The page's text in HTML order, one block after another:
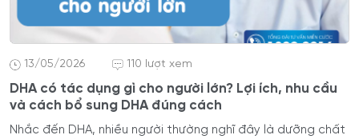
13/05/2026 110 lượt xem
DHA có tác dụng gì cho người lớn? Lợi ích, nhu cầu
và cách bổ sung DHA đúng cách
Nhắc đến DHA, nhiều người thường nghĩ đây là dưỡng chất